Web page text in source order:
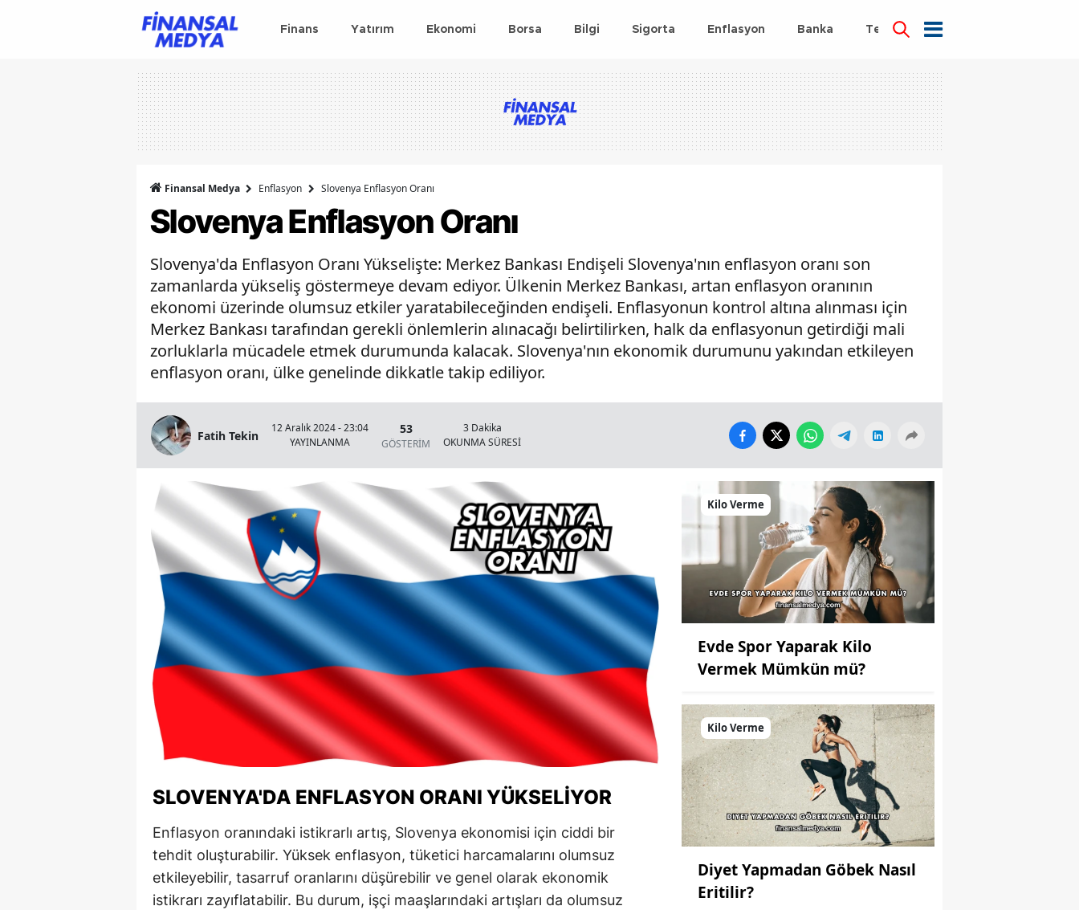
Finans Yatırım Ekonomi Borsa Bilgi Sigorta Enflasyon Banka Teknoloji
Finansal Medya Enflasyon Slovenya Enflasyon Oranı
Slovenya Enflasyon Oranı
Slovenya'da Enflasyon Oranı Yükselişte: Merkez Bankası Endişeli Slovenya'nın enflasyon oranı son
zamanlarda yükseliş göstermeye devam ediyor. Ülkenin Merkez Bankası, artan enflasyon oranının
ekonomi üzerinde olumsuz etkiler yaratabileceğinden endişeli. Enflasyonun kontrol altına alınması için
Merkez Bankası tarafından gerekli önlemlerin alınacağı belirtilirken, halk da enflasyonun getirdiği mali
zorluklarla mücadele etmek durumunda kalacak. Slovenya'nın ekonomik durumunu yakından etkileyen
enflasyon oranı, ülke genelinde dikkatle takip ediliyor.
Fatih Tekin
12 Aralık 2024 - 23:04
YAYINLANMA
53
GÖSTERİM
3 Dakika
OKUNMA SÜRESİ
SLOVENYA'DA ENFLASYON ORANI YÜKSELIYOR
Enflasyon oranındaki istikrarlı artış, Slovenya ekonomisi için ciddi bir
tehdit oluşturabilir. Yüksek enflasyon, tüketici harcamalarını olumsuz
etkileyebilir, tasarruf oranlarını düşürebilir ve genel olarak ekonomik
istikrarı zayıflatabilir. Bu durum, işçi maaşlarındaki artışları da olumsuz
Kilo Verme
Evde Spor Yaparak Kilo
Vermek Mümkün mü?
Kilo Verme
Diyet Yapmadan Göbek Nasıl
Eritilir?